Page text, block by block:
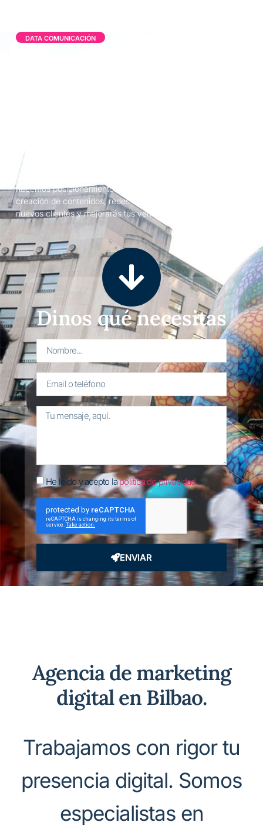
DATA COMUNICACIÓN
Creamos tu página web y le damos visibilidad en internet.
Desde nuestra agencia de marketing digital en Bilbao
hacemos posicionamiento web, branding, reputación online,
creación de contenidos, redes sociales, etc. Y así captarás
nuevos clientes y mejorarás tus ventas.
Dinos qué necesitas
He leído y acepto lapolítica de privacidad
ENVIAR
Agencia de marketing
digital en Bilbao.
Trabajamos con rigor tu
presencia digital. Somos
especialistas en